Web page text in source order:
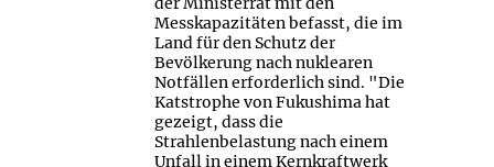
Messkapazitäten befasst, die im
Land für den Schutz der
Bevölkerung nach nuklearen
Notfällen erforderlich sind. "Die
Katstrophe von Fukushima hat
gezeigt, dass die
Strahlenbelastung nach einem
Unfall in einem Kernkraftwerk